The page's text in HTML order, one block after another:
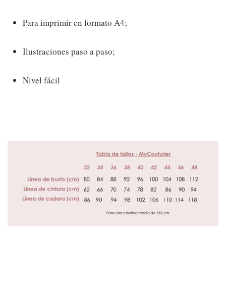
Para imprimir en formato A4;
Ilustraciones paso a paso;
Nivel fácil